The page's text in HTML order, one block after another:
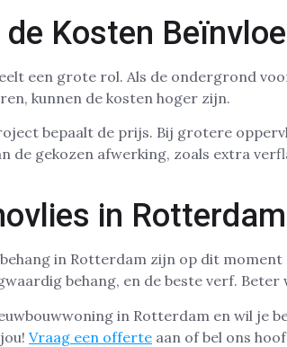
Kosten
een grote rol. Als de ondergrond
kunnen de kosten hoger zijn.
bepaalt de prijs. Bij grotere
de gekozen afwerking, zoals extra
in
in Rotterdam zijn op dit moment
behang, en de beste verf.
in Rotterdam en wil je
Vraag een offerte aan of bel ons